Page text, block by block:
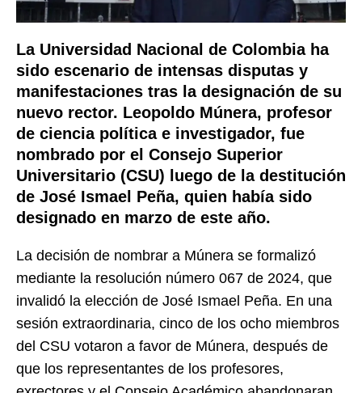
La Universidad Nacional de Colombia ha
sido escenario de intensas disputas y
manifestaciones tras la designación de su
nuevo rector. Leopoldo Múnera, profesor
de ciencia política e investigador, fue
nombrado por el Consejo Superior
Universitario (CSU) luego de la destitución
de José Ismael Peña, quien había sido
designado en marzo de este año.
La decisión de nombrar a Múnera se formalizó
mediante la resolución número 067 de 2024, que
invalidó la elección de José Ismael Peña. En una
sesión extraordinaria, cinco de los ocho miembros
del CSU votaron a favor de Múnera, después de
que los representantes de los profesores,